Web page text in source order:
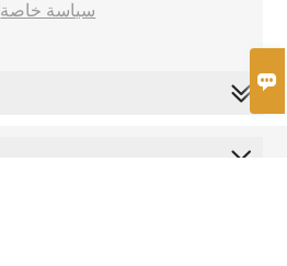

سياسة خاصة